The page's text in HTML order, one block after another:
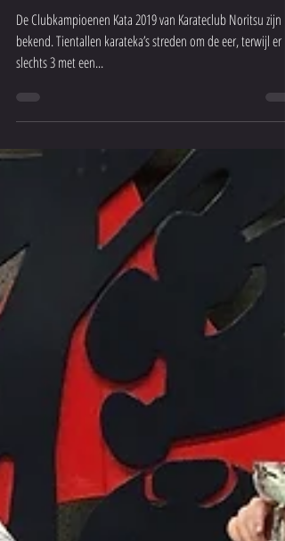
Iedereen zet z’n beste beentje voor tijdens
Clubkampioenschap Kata
De Clubkampioenen Kata 2019 van Karateclub Noritsu zijn
bekend. Tientallen karateka’s streden om de eer, terwijl er